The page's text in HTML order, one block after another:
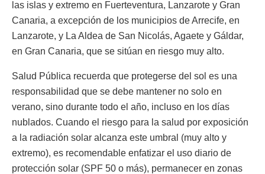
las islas y extremo en Fuerteventura, Lanzarote y Gran
Canaria, a excepción de los municipios de Arrecife, en
Lanzarote, y La Aldea de San Nicolás, Agaete y Gáldar,
en Gran Canaria, que se sitúan en riesgo muy alto.
Salud Pública recuerda que protegerse del sol es una
responsabilidad que se debe mantener no solo en
verano, sino durante todo el año, incluso en los días
nublados. Cuando el riesgo para la salud por exposición
a la radiación solar alcanza este umbral (muy alto y
extremo), es recomendable enfatizar el uso diario de
protección solar (SPF 50 o más), permanecer en zonas